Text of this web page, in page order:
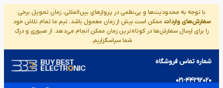
با توجه به محدودیت‌ها و بی‌نظمی در پروازهای بین‌المللی، زمان تحویل برخی
سفارش‌های واردات ممکن است بیش از زمان معمول باشد. تیم ما تمام تلاش خود
را برای ارسال سفارش‌ها در کوتاه‌ترین زمان ممکن انجام می‌دهد. از صبوری و درک
شما سپاسگزاریم.
شماره تماس فروشگاه
021-44292020